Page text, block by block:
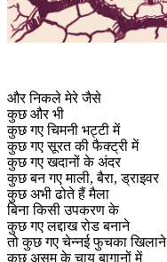
और निकले मेरे जैसे
कुछ और भी
कुछ गए चिमनी भट्टी में
कुछ गए सूरत की फैक्ट्री में
कुछ गए खदानों के अंदर
कुछ बन गए माली, बैरा, ड्राइवर
कुछ अभी ढोते हैं मैला
बिना किसी उपकरण के
कुछ गए लद्दाख रोड बनाने
तो कुछ गए चेन्नई फुचका खिलाने
कुछ असम के चाय बागानों में